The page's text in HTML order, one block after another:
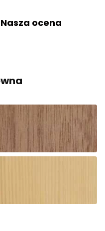
Nasza ocena